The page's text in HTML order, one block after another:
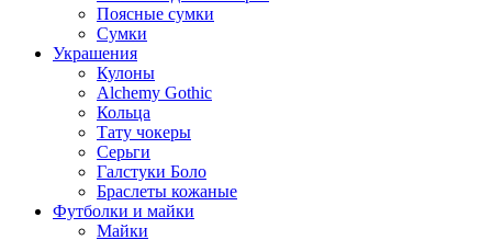
Поясные сумки
Сумки
Украшения
Кулоны
Alchemy Gothic
Кольца
Тату чокеры
Серьги
Галстуки Боло
Браслеты кожаные
Футболки и майки
Майки